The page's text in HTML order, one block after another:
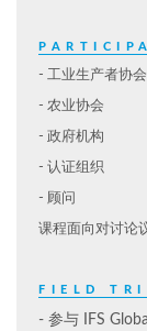
- 工业生产者协会
- 农业协会
- 政府机构
- 认证组织
- 顾问
课程面向对讨论
FIELD
- 参与 IFS